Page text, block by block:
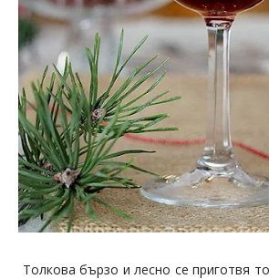
Толкова бързо и лесно се приготвя